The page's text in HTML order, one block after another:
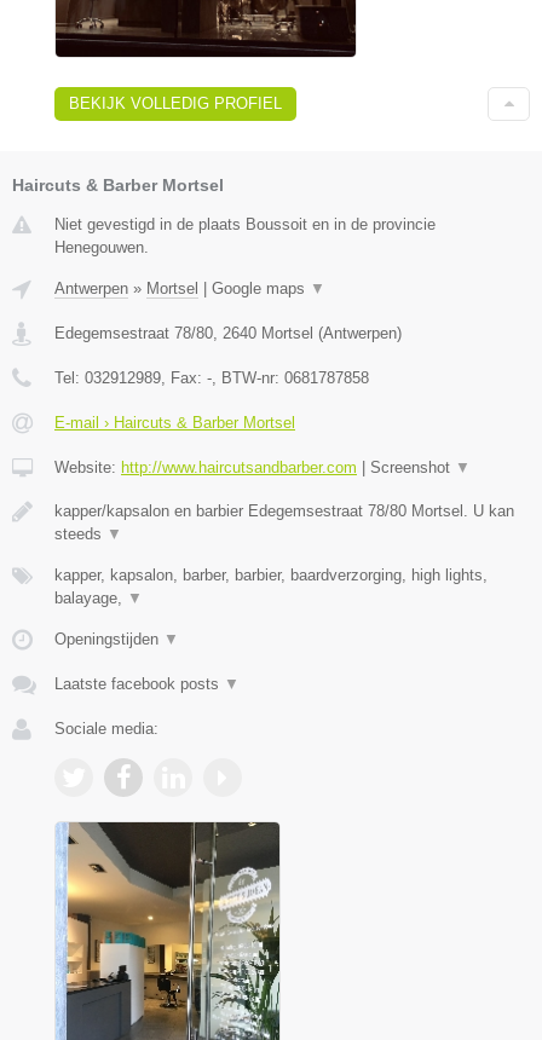
BEKIJK VOLLEDIG PROFIEL
Haircuts & Barber Mortsel
Niet gevestigd in de plaats Boussoit en in de provincie
Henegouwen.
Antwerpen » Mortsel Google maps ▼
Edegemsestraat 78/80, 2640 Mortsel (Antwerpen)
Tel: 032912989, Fax: -, BTW-nr: 0681787858
E-mail › Haircuts & Barber Mortsel
Website: http://www.haircutsandbarber.com Screenshot ▼
kapper/kapsalon en barbier Edegemsestraat 78/80 Mortsel. U kan
steeds ▼
kapper, kapsalon, barber, barbier, baardverzorging, high lights,
balayage, ▼
Openingstijden ▼
Laatste facebook posts ▼
Sociale media: